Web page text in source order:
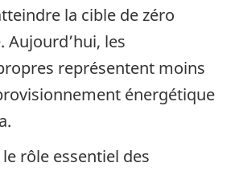
la cible de zéro
Aujourd’hui, les
représentent moins
énergétique
rôle essentiel des